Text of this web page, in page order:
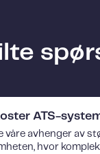
ATS-
våre avhenger av
hvor